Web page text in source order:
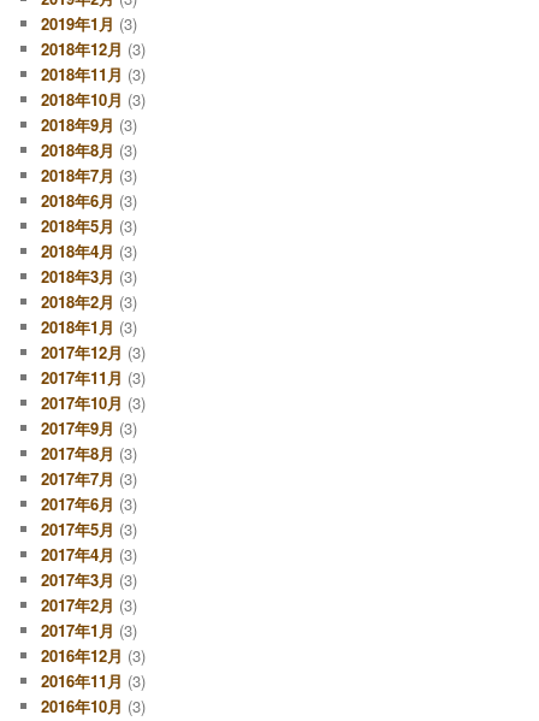
2019年1月 (3)
2018年12月 (3)
2018年11月 (3)
2018年10月 (3)
2018年9月 (3)
2018年8月 (3)
2018年7月 (3)
2018年6月 (3)
2018年5月 (3)
2018年4月 (3)
2018年3月 (3)
2018年2月 (3)
2018年1月 (3)
2017年12月 (3)
2017年11月 (3)
2017年10月 (3)
2017年9月 (3)
2017年8月 (3)
2017年7月 (3)
2017年6月 (3)
2017年5月 (3)
2017年4月 (3)
2017年3月 (3)
2017年2月 (3)
2017年1月 (3)
2016年12月 (3)
2016年11月 (3)
2016年10月 (3)